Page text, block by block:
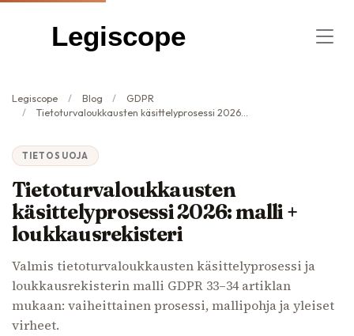
Legiscope
Legiscope Blog
GDPR
Tietoturvaloukkausten käsittelyprosessi 2026: malli + loukkausrekisteri
TIETOSUOJA
Tietoturvaloukkausten
käsittelyprosessi 2026: malli +
loukkausrekisteri
Valmis tietoturvaloukkausten käsittelyprosessi ja
loukkausrekisterin malli GDPR 33–34 artiklan
mukaan: vaiheittainen prosessi, mallipohja ja yleiset
virheet.